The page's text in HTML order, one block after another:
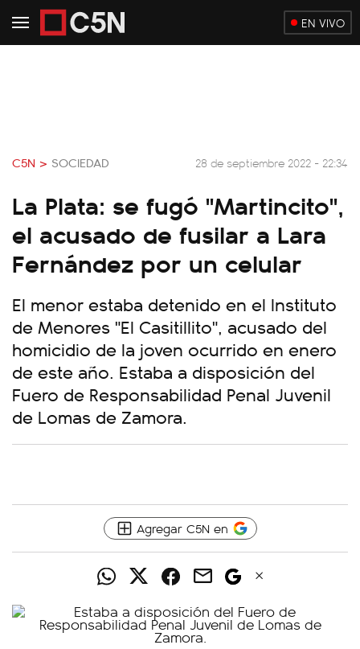
EN VIVO
C5N > SOCIEDAD 28 de septiembre 2022 - 22:34
La Plata: se fugó "Martincito",
el acusado de fusilar a Lara
Fernández por un celular
El menor estaba detenido en el Instituto
de Menores "El Casitillito", acusado del
homicidio de la joven ocurrido en enero
de este año. Estaba a disposición del
Fuero de Responsabilidad Penal Juvenil
de Lomas de Zamora.
Agregar C5N en